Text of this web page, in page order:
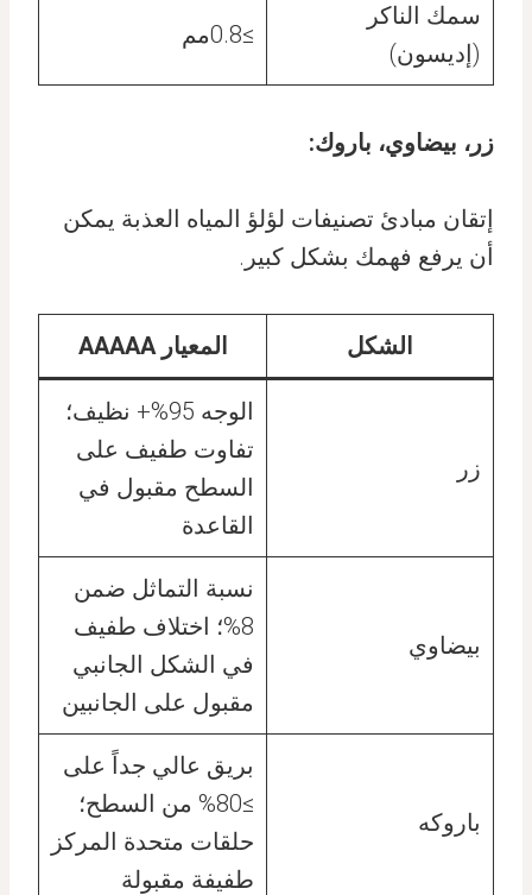
سمك الناكر
(إديسون)
≥0.8مم
زر، بيضاوي، باروك:
إتقان مبادئ تصنيفات لؤلؤ المياه العذبة يمكن
أن يرفع فهمك بشكل كبير.
الشكل المعيار AAAAA
زر
الوجه 95%+ نظيف؛
تفاوت طفيف على
السطح مقبول في
القاعدة
بيضاوي
نسبة التماثل ضمن
8%؛ اختلاف طفيف
في الشكل الجانبي
مقبول على الجانبين
باروكه
بريق عالي جداً على
≥80% من السطح؛
حلقات متحدة المركز
طفيفة مقبولة